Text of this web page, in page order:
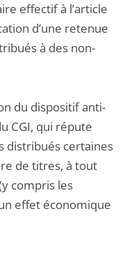
effectif à l’article
d’une retenue
à des non-
du dispositif anti-
CGI, qui répute
distribués certaines
de titres, à tout
compris les
effet économique